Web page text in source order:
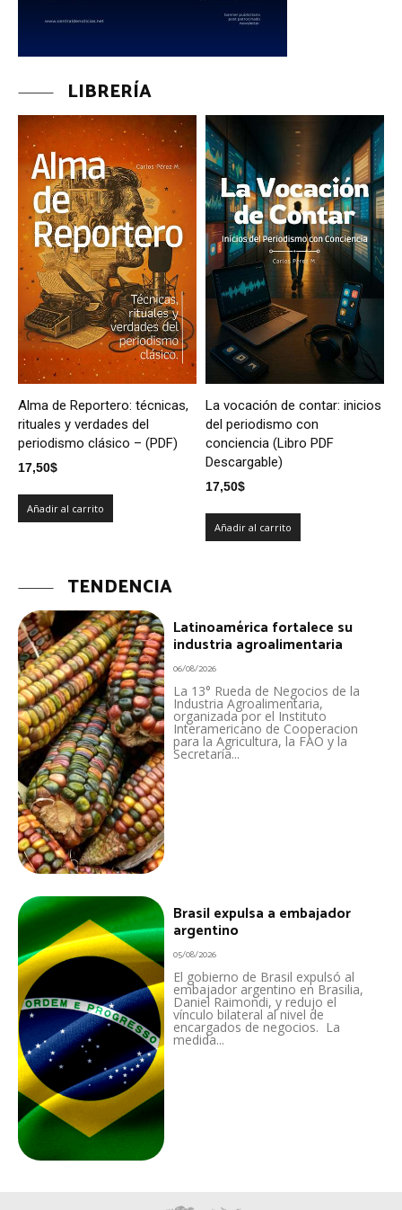
LIBRERÍA
Alma de Reportero: técnicas,
rituales y verdades del
periodismo clásico – (PDF)
17,50$
Añadir al carrito
La vocación de contar: inicios
del periodismo con
conciencia (Libro PDF
Descargable)
17,50$
Añadir al carrito
TENDENCIA
Latinoamérica fortalece su
industria agroalimentaria
06/08/2026
La 13° Rueda de Negocios de la
Industria Agroalimentaria,
organizada por el Instituto
Interamericano de Cooperacion
para la Agricultura, la FAO y la
Secretaría...
Brasil expulsa a embajador
argentino
05/08/2026
El gobierno de Brasil expulsó al
embajador argentino en Brasilia,
Daniel Raimondi, y redujo el
vínculo bilateral al nivel de
encargados de negocios. La
medida...